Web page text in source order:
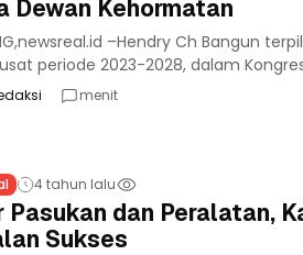
Dewan Kehormatan
–Hendry Ch Bangun
periode 2023-2028, dalam
menit
4 tahun lalu
Pasukan dan Peralatan,
Sukses